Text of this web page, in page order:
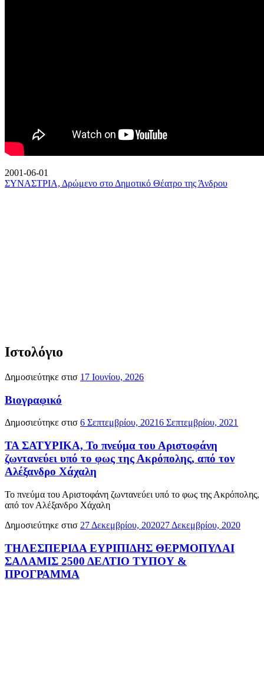
2001-06-01
ΣΥΝΑΣΤΡΙΑ, Δρώμενο στο Δημοτικό Θέατρο της Άνδρου
Ιστολόγιο
Δημοσιεύτηκε στισ 17 Ιουνίου, 2026
Βιογραφικό
Δημοσιεύτηκε στισ 6 Σεπτεμβρίου, 20216 Σεπτεμβρίου, 2021
ΤΑ ΣΑΤΥΡΙΚΑ, Το πνεύμα του Αριστοφάνη
ζωντανεύει υπό το φως της Ακρόπολης, από τον
Αλέξανδρο Χάχαλη
Το πνεύμα του Αριστοφάνη ζωντανεύει υπό το φως της Ακρόπολης,
από τον Αλέξανδρο Χάχαλη
Δημοσιεύτηκε στισ 27 Δεκεμβρίου, 202027 Δεκεμβρίου, 2020
ΤΗΛΕΣΠΕΡΙΔΑ ΕΥΡΙΠΙΔΗΣ ΘΕΡΜΟΠΥΛΑΙ
ΣΑΛΑΜΙΣ 2500 ΔΕΛΤΙΟ ΤΥΠΟΥ &
ΠΡΟΓΡΑΜΜΑ